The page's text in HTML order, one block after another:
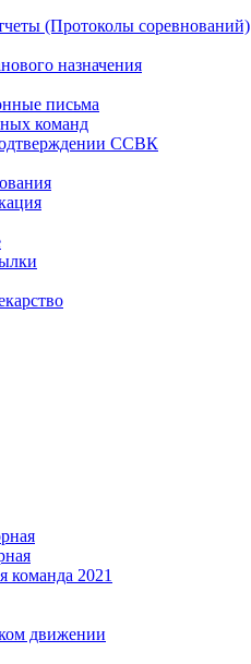
(Протоколы соревнований)
назначения
письма
команд
ССВК
команда 2021
движении